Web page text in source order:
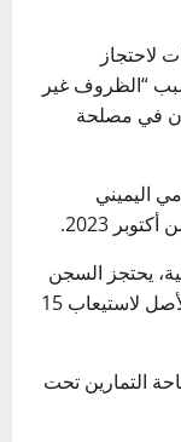
لاحتجاز
لكنه أغلق سنة 1985 بسبب “الظروف غير
في مصلحة
اليميني
يحتجز السجن
اليوم نحو 100 معتقل، رغم أنه صمم في الأصل لاستيعاب 15
التمارين تحت